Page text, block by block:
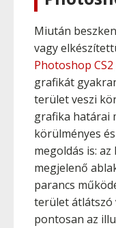
Miután
vagy
Photoshop CS2
grafikát
terület veszi
grafika határai
körülményes
megoldás is:
megjelenő
parancs
terület átlátszó
pontosan az